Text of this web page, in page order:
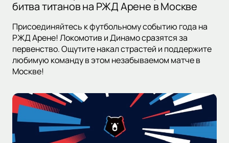
битва титанов на РЖД Арене в Москве
Присоединяйтесь к футбольному событию года на
РЖД Арене! Локомотив и Динамо сразятся за
первенство. Ощутите накал страстей и поддержите
любимую команду в этом незабываемом матче в
Москве!